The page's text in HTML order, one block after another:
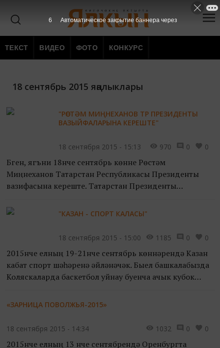
ТЕКСТ ВИДЕО ФОТО КОНКУРС
18 сентябрь 2015 яңалыклары
"РӨСТӘМ МИҢНЕХАНОВ ТР ПРЕЗИДЕНТЫ
ВАЗЫЙФАЛАРЫНА КЕРЕШТЕ"
18 сентября 2015 - 15:13 970 0 0
Бүген, ягъни 18нче сентябрь көнне Рөстәм
Миңнеханов Татарстан Республикасы Президенты
вазифасына кереште. Татарстан Президенты
концерт залында булды....
"КАЗАН - СПОРТ КАЛАСЫ"
18 сентября 2015 - 15:00 1185 0 0
2015нче елның 19-21нче сентябрь көннәрендә Казан
кабат спорт шәһәренә әйләнәчәк. Быел башкалабызда
Коляскаларда баскетбол уйнау буенча ачык кубок
«БК УНИ...
«ЗАРНИЦА ПОВОЛЖЬЯ-2015»
18 сентября 2015 - 14:34 1032 0 0
2015нче елның 13 нче сентябрендә Оренбургта
6 Автоматическое закрытие баннера через